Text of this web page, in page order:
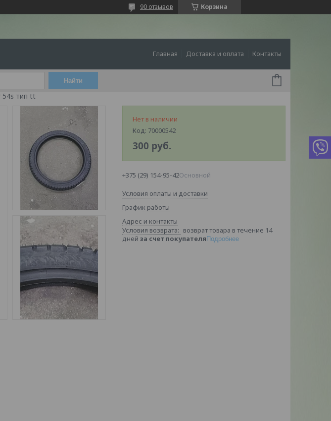
Корзина
90 отзывов
Главная Доставка и оплата Контакты
Найти
54s тип tt
Нет в наличии
Код: 70000542
300 руб.
+375 (29) 154-95-42Основной
Условия оплаты и доставки
График работы
Адрес и контакты
возврат товара в течение 14
дней за счет покупателя Подробнее